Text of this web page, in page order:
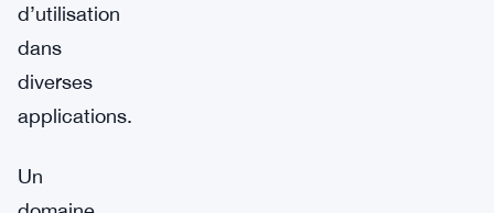
d’utilisation
dans
diverses
applications.
Un